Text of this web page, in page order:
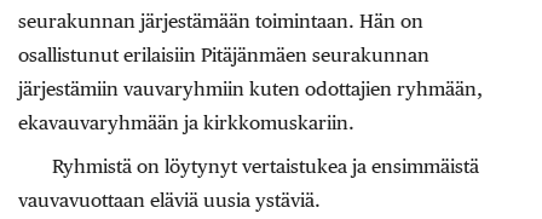
seurakunnan järjestämään toimintaan. Hän on
osallistunut erilaisiin Pitäjänmäen seurakunnan
järjestämiin vauvaryhmiin kuten odottajien ryhmään,
ekavauvaryhmään ja kirkkomuskariin.
Ryhmistä on löytynyt vertaistukea ja ensimmäistä
vauvavuottaan eläviä uusia ystäviä.